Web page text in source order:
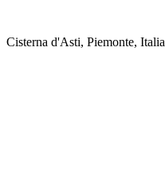
Cisterna d'Asti, Piemonte, Italia